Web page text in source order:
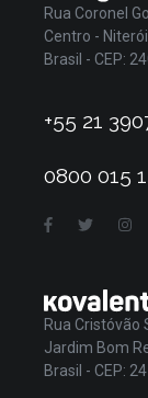
Rua Coronel
Centro -
Brasil - CEP:
+55 21
0800 015
Rua Cristóvão
Jardim Bom
Brasil - CEP: